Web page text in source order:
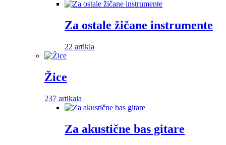
Za ostale žičane instrumente
22 artikla
Žice
237 artikala
Za akustične bas gitare